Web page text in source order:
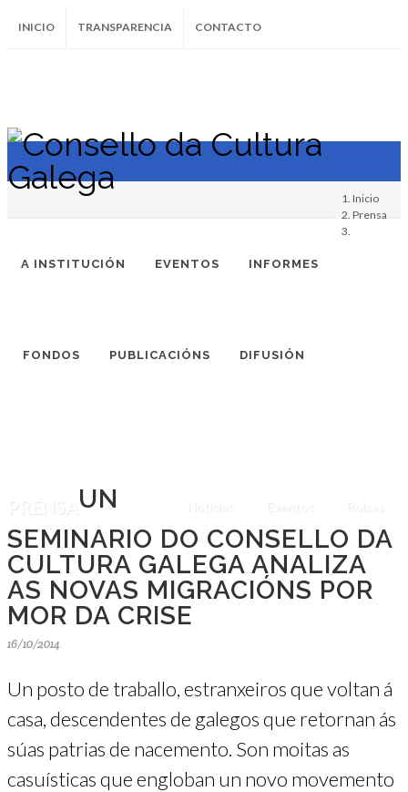
INICIO TRANSPARENCIA CONTACTO
InstagramFacebookTwitter Soundcloud
Youtube
A INSTITUCIÓN EVENTOS INFORMES
FONDOS PUBLICACIÓNS DIFUSIÓN
PRENSA
Inicio
Prensa
UN
SEMINARIO DO CONSELLO DA
CULTURA GALEGA ANALIZA
AS NOVAS MIGRACIÓNS POR
MOR DA CRISE
16/10/2014
Un posto de traballo, estranxeiros que voltan á
casa, descendentes de galegos que retornan ás
súas patrias de nacemento. Son moitas as
casuísticas que engloban un novo movemento